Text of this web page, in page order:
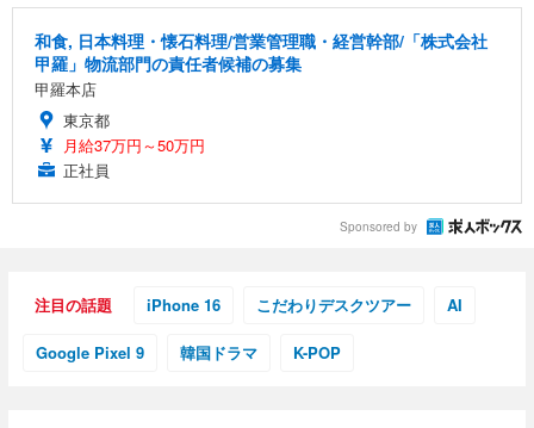
和食, 日本料理・懐石料理/営業管理職・経営幹部/「株式会社
甲羅」物流部門の責任者候補の募集
甲羅本店
東京都
月給37万円～50万円
正社員
Sponsored by
注目の話題 iPhone 16 こだわりデスクツアー AI
Google Pixel 9 韓国ドラマ K-POP